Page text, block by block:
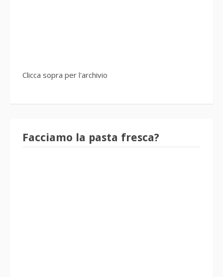
Clicca sopra per l'archivio
Facciamo la pasta fresca?